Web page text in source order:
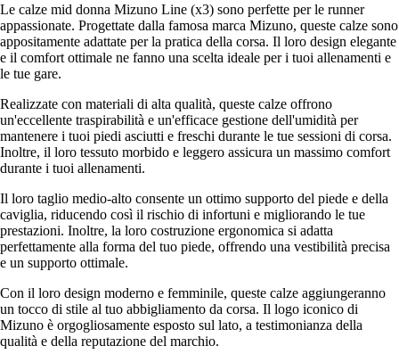
Le calze mid donna Mizuno Line (x3) sono perfette per le runner
appassionate. Progettate dalla famosa marca Mizuno, queste calze sono
appositamente adattate per la pratica della corsa. Il loro design elegante
e il comfort ottimale ne fanno una scelta ideale per i tuoi allenamenti e
le tue gare.
Realizzate con materiali di alta qualità, queste calze offrono
un'eccellente traspirabilità e un'efficace gestione dell'umidità per
mantenere i tuoi piedi asciutti e freschi durante le tue sessioni di corsa.
Inoltre, il loro tessuto morbido e leggero assicura un massimo comfort
durante i tuoi allenamenti.
Il loro taglio medio-alto consente un ottimo supporto del piede e della
caviglia, riducendo così il rischio di infortuni e migliorando le tue
prestazioni. Inoltre, la loro costruzione ergonomica si adatta
perfettamente alla forma del tuo piede, offrendo una vestibilità precisa
e un supporto ottimale.
Con il loro design moderno e femminile, queste calze aggiungeranno
un tocco di stile al tuo abbigliamento da corsa. Il logo iconico di
Mizuno è orgogliosamente esposto sul lato, a testimonianza della
qualità e della reputazione del marchio.